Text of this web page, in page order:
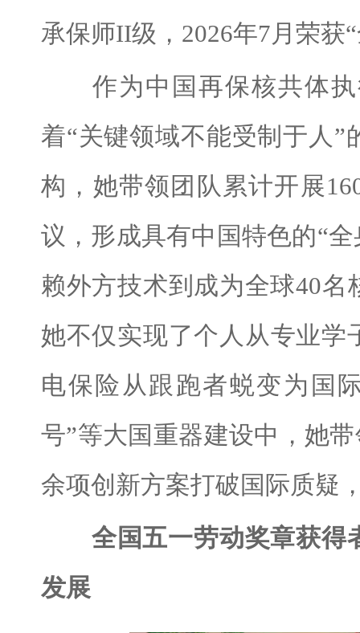
承保师II级，2026年7月荣获
作为中国再保核共体执
着“关键领域不能受制于人
构，她带领团队累计开展
议，形成具有中国特色的“
赖外方技术到成为全球40
她不仅实现了个人从专业学
电保险从跟跑者蜕变为国
号”等大国重器建设中，她
余项创新方案打破国际质疑
全国五一劳动奖章获
发展